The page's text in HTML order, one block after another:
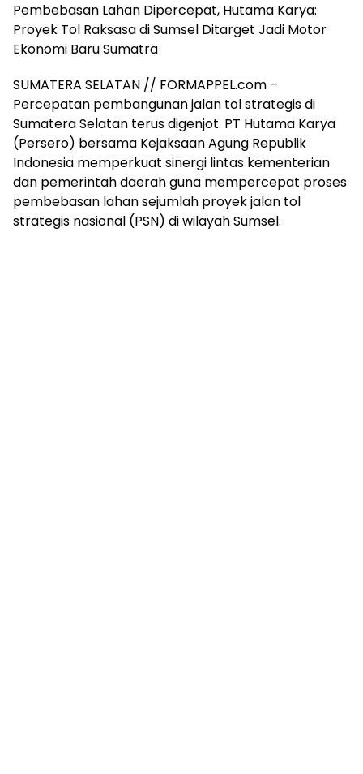
Pembebasan Lahan Dipercepat, Hutama Karya:
Proyek Tol Raksasa di Sumsel Ditarget Jadi Motor
Ekonomi Baru Sumatra
SUMATERA SELATAN // FORMAPPEL.com –
Percepatan pembangunan jalan tol strategis di
Sumatera Selatan terus digenjot. PT Hutama Karya
(Persero) bersama Kejaksaan Agung Republik
Indonesia memperkuat sinergi lintas kementerian
dan pemerintah daerah guna mempercepat proses
pembebasan lahan sejumlah proyek jalan tol
strategis nasional (PSN) di wilayah Sumsel.